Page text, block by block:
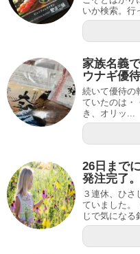
いか検索。行
家族名義
ウナギ優待
続いて優待の
ていたのは・
き、オリッ...
26日まで
発注完了。
３連休、ひさ
ていました。
じで気になる